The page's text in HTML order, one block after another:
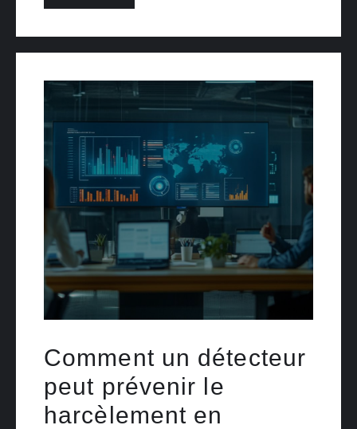
Comment un détecteur
peut prévenir le
harcèlement en